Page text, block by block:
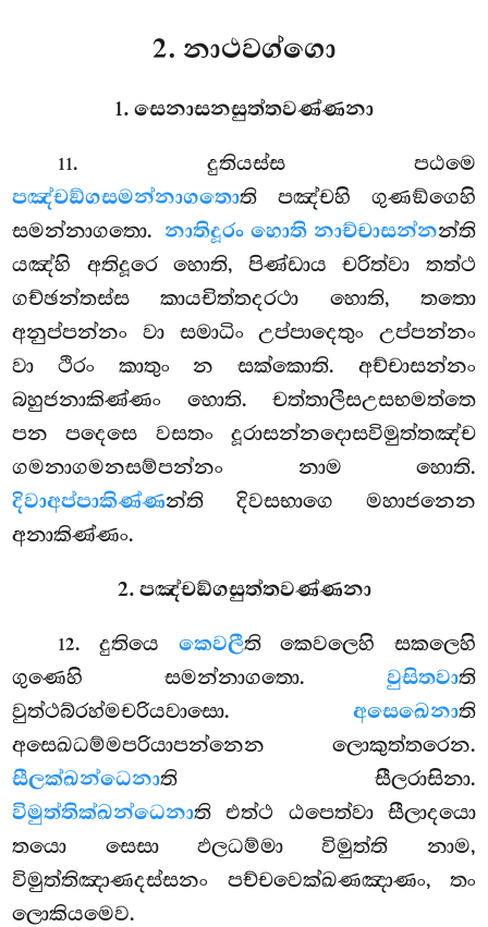
2. නාථවග්ගො
1. සෙනාසනසුත්තවණ්ණනා
11. දුතියස්ස පඨමෙ
පඤ්චඞ්ගසමන්නාගතොති පඤ්චහි ගුණඞ්ගෙහි
සමන්නාගතො.නාතිදූරං හොති නාච්චාසන්නන්ති
යඤ්හි අතිදූරෙ හොති, පිණ්ඩාය චරිත්වා තත්ථ
ගච්ඡන්තස්ස කායචිත්තදරථා හොති, තතො
අනුප්පන්නං වා සමාධිං උප්පාදෙතුං උප්පන්නං
වා ථිරං කාතුං න සක්කොති. අච්චාසන්නං
බහුජනාකිණ්ණං හොති. චත්තාලීසඋසභමත්තෙ
පන පදෙසෙ වසතං දූරාසන්නදොසවිමුත්තඤ්ච
ගමනාගමනසම්පන්නං නාම හොති.
දිවාඅප්පාකිණ්ණන්ති දිවසභාගෙ මහාජනෙන
අනාකිණ්ණං.
2. පඤ්චඞ්ගසුත්තවණ්ණනා
12. දුතියෙ කෙවලීති කෙවලෙහි සකලෙහි
ගුණෙහි සමන්නාගතො. වුසිතවාති
වුත්ථබ්රහ්මචරියවාසො. අසෙඛෙනාති
අසෙඛධම්මපරියාපන්නෙන ලොකුත්තරෙන.
සීලක්ඛන්ධෙනාති සීලරාසිනා.
විමුත්තික්ඛන්ධෙනාති එත්ථ ඨපෙත්වා සීලාදයො
තයො සෙසා ඵලධම්මා විමුත්ති නාම,
විමුත්තිඤාණදස්සනං පච්චවෙක්ඛණඤාණං, තං
ලොකියමෙව.